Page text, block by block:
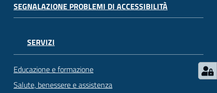
SEGNALAZIONE PROBLEMI DI ACCESSIBILITÀ
SERVIZI
Educazione e formazione
Salute, benessere e assistenza